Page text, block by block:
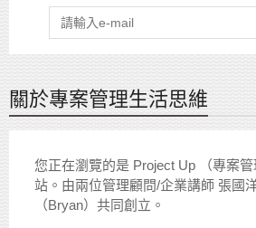
關於專案管理生活思維
您正在瀏覽的是 Project Up （專案
站。由兩位管理顧問/企業講師 張國
（Bryan）共同創立。